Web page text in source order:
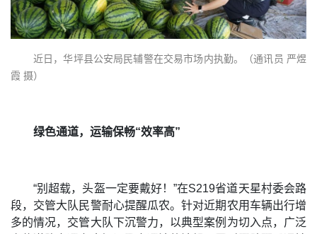
近日，华坪县公安局民辅警在交易市场内执勤。（通讯员 严煜
霞 摄）
绿色通道，运输保畅“效率高”
“别超载，头盔一定要戴好！”在S219省道天星村委会路
段，交管大队民警耐心提醒瓜农。针对近期农用车辆出行增
多的情况，交管大队下沉警力，以典型案例为切入点，广泛